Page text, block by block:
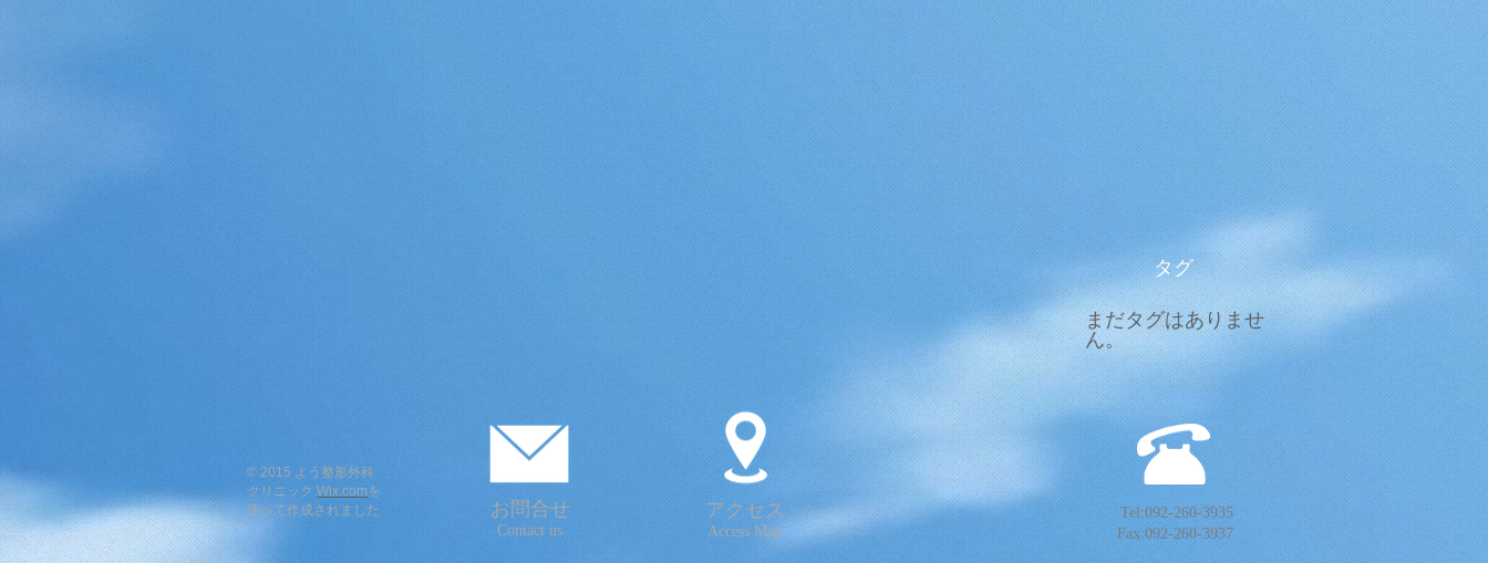
タグ
まだタグはありませ
ん。
© 2015 よう整形外科
クリニック Wix.comを
使って作成されました
お問合せ
Contact us
アクセス
Access Map
Tel:092-260-3935
Fax:092-260-3937